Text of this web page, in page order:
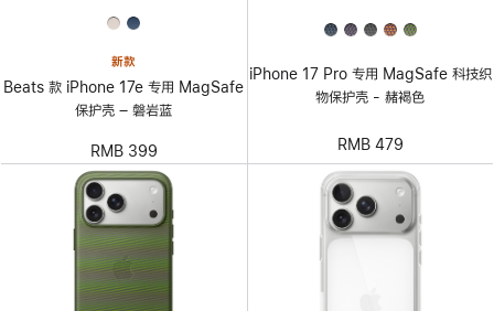
新款
Beats 款 iPhone 17e 专用 MagSafe
保护壳 – 磐岩蓝
RMB 399
iPhone 17 Pro 专用 MagSafe 科技织
物保护壳 - 赭褐色
RMB 479